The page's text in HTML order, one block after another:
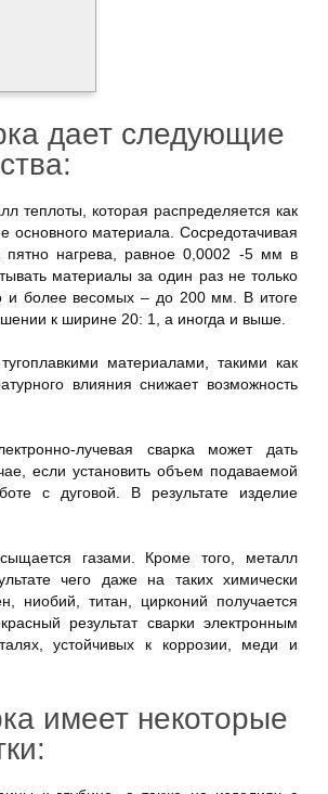
дает следующие
теплоты, которая распределяется как
основного материала. Сосредотачивая
пятно нагрева, равное 0,0002 -5 мм в
материалы за один раз не только
более весомых – до 200 мм. В итоге
к ширине 20: 1, а иногда и выше.
материалами, такими как
влияния снижает возможность
лучевая сварка может дать
если установить объем подаваемой
с дуговой. В результате изделие
газами. Кроме того, металл
чего даже на таких химически
ниобий, титан, цирконий получается
результат сварки электронным
устойчивых к коррозии, меди и
имеет некоторые